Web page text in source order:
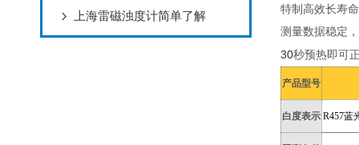
上海雷磁浊度计简单了解
特制高效长寿
测量数据稳定
30秒预热即可
产品型号
白度表示 R457蓝